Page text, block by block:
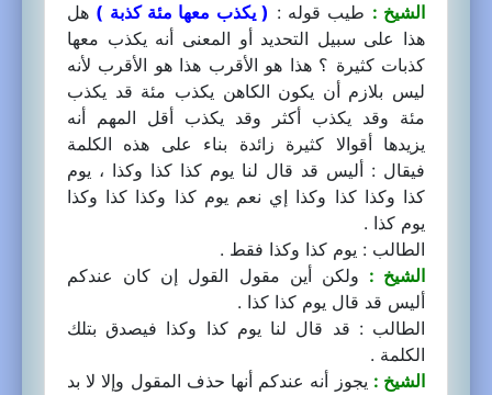
الشيخ : طيب قوله : ( يكذب معها مئة كذبة ) هل
هذا على سبيل التحديد أو المعنى أنه يكذب معها
كذبات كثيرة ؟ هذا هو الأقرب هذا هو الأقرب لأنه
ليس بلازم أن يكون الكاهن يكذب مئة قد يكذب
مئة وقد يكذب أكثر وقد يكذب أقل المهم أنه
يزيدها أقوالا كثيرة زائدة بناء على هذه الكلمة
فيقال : أليس قد قال لنا يوم كذا كذا وكذا ، يوم
كذا وكذا كذا وكذا إي نعم يوم كذا وكذا كذا وكذا
يوم كذا .
الطالب : يوم كذا وكذا فقط .
الشيخ : ولكن أين مقول القول إن كان عندكم
أليس قد قال يوم كذا كذا .
الطالب : قد قال لنا يوم كذا وكذا فيصدق بتلك
الكلمة .
الشيخ : يجوز أنه عندكم أنها حذف المقول وإلا لا بد